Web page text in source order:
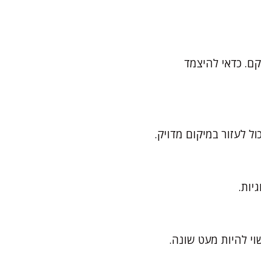
כדאי להיצמד
לעזור במיקום מדויק.
להיות מעט שונה.